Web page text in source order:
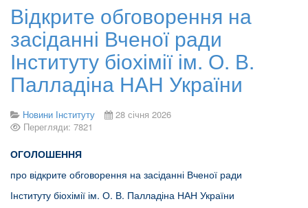
Відкрите обговорення на
засіданні Вченої ради
Інституту біохімії ім. О. В.
Палладіна НАН України
Новини Інституту
28 січня 2026
Перегляди: 7821
ОГОЛОШЕННЯ
про відкрите обговорення на засіданні Вченої ради
Інституту біохімії ім. О. В. Палладіна НАН України